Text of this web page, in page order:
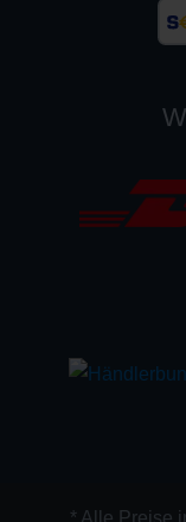
* Alle Preise